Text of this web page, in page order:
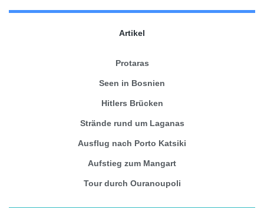
Artikel
Protaras
Seen in Bosnien
Hitlers Brücken
Strände rund um Laganas
Ausflug nach Porto Katsiki
Aufstieg zum Mangart
Tour durch Ouranoupoli